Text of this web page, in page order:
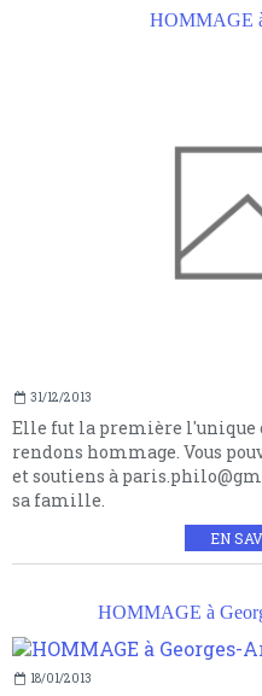
HOMMAGE
31/12/2013
Elle fut la première l'unique
rendons hommage. Vous
et soutiens à
sa famille.
EN
HOMMAGE à
18/01/2013